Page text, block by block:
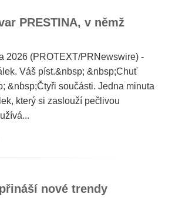
PRESTINA, v němž
2026 (PROTEXT/PRNewswire) -
Váš píst.&nbsp; &nbsp;Chuť
&nbsp;Čtyři součásti. Jedna minuta
který si zaslouží pečlivou
nové trendy